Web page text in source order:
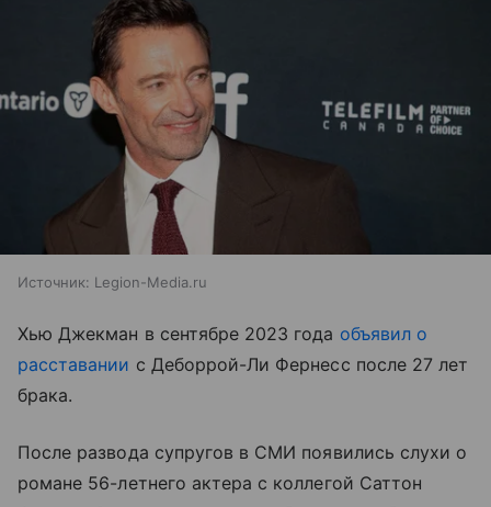
Источник: Legion-Media.ru
Хью Джекман в сентябре 2023 года объявил о
расставании с Деборрой-Ли Фернесс после 27 лет
брака.
После развода супругов в СМИ появились слухи о
романе 56-летнего актера с коллегой Саттон